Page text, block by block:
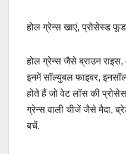
होल ग्रेन्स खाएं, प्रोसेस्ड
होल ग्रेन्स जैसे ब्राउन
इनमें सॉल्युबल फाइबर,
होते हैं जो वेट लॉस की
ग्रेन्स वाली चीजें जैसे मैदा,
बचें.